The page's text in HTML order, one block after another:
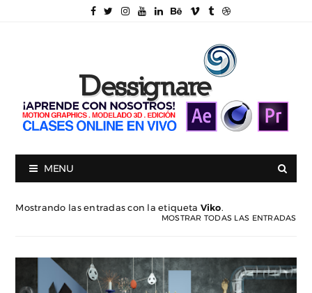
MENU
Mostrando las entradas con la etiqueta Viko.
MOSTRAR TODAS LAS ENTRADAS